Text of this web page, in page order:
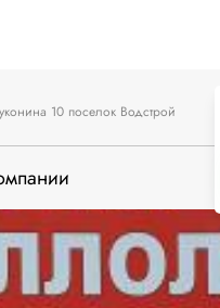
10 поселок Водстрой